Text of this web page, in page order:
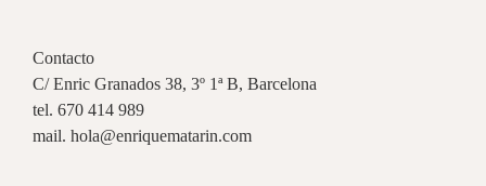
Contacto
C/ Enric Granados 38, 3º 1ª B, Barcelona
tel. 670 414 989
mail. hola@enriquematarin.com